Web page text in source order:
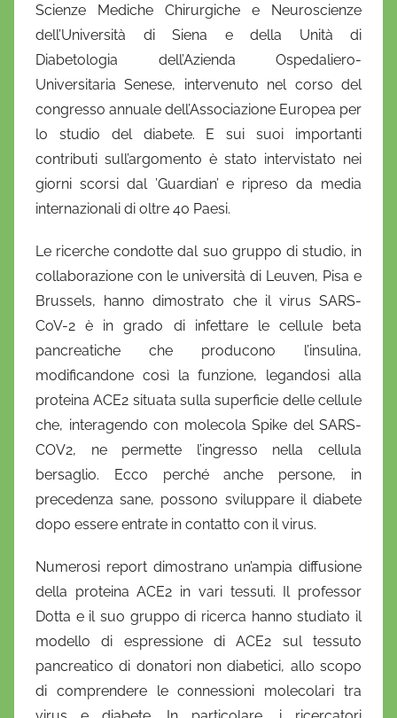
Scienze Mediche Chirurgiche e Neuroscienze
dell’Università di Siena e della Unità di
Diabetologia dell’Azienda Ospedaliero-
Universitaria Senese, intervenuto nel corso del
congresso annuale dell’Associazione Europea per
lo studio del diabete. E sui suoi importanti
contributi sull’argomento è stato intervistato nei
giorni scorsi dal ’Guardian’ e ripreso da media
internazionali di oltre 40 Paesi.
Le ricerche condotte dal suo gruppo di studio, in
collaborazione con le università di Leuven, Pisa e
Brussels, hanno dimostrato che il virus SARS-
CoV-2 è in grado di infettare le cellule beta
pancreatiche che producono l’insulina,
modificandone così la funzione, legandosi alla
proteina ACE2 situata sulla superficie delle cellule
che, interagendo con molecola Spike del SARS-
COV2, ne permette l’ingresso nella cellula
bersaglio. Ecco perché anche persone, in
precedenza sane, possono sviluppare il diabete
dopo essere entrate in contatto con il virus.
Numerosi report dimostrano un’ampia diffusione
della proteina ACE2 in vari tessuti. Il professor
Dotta e il suo gruppo di ricerca hanno studiato il
modello di espressione di ACE2 sul tessuto
pancreatico di donatori non diabetici, allo scopo
di comprendere le connessioni molecolari tra